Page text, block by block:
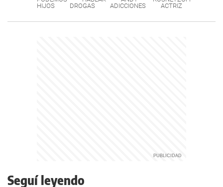
HIJOS
DROGAS ADICCIONES ACTRIZ
Seguí leyendo